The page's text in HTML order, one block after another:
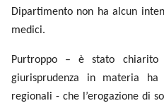
Dipartimento non ha alcun
medici.
Purtroppo – è stato chiarito
giurisprudenza in materia
regionali - che l’erogazione di